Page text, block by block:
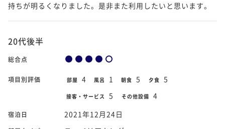
持ちが明るくなりました。是非また利用したいと思います。
20代後半
総合点
項目別評価 部屋 4 風呂 1 朝食 5 夕食 5
接客・サービス 5 その他設備 4
宿泊日 2021年12月24日